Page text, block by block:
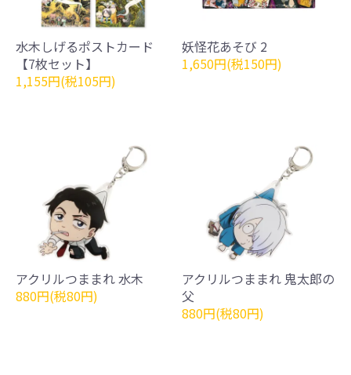
水木しげるポストカード
【7枚セット】
1,155円(税105円)
妖怪花あそび 2
1,650円(税150円)
アクリルつままれ 水木
880円(税80円)
アクリルつままれ 鬼太郎の
父
880円(税80円)